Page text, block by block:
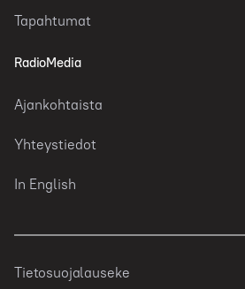
Tapahtumat
RadioMedia
Ajankohtaista
Yhteystiedot
In English
Tietosuojalauseke